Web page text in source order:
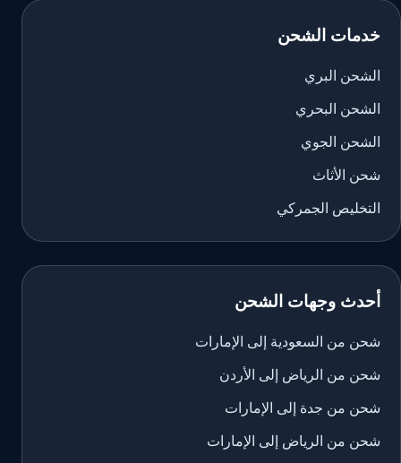
خدمات الشحن
الشحن البري
الشحن البحري
الشحن الجوي
شحن الأثاث
التخليص الجمركي
أحدث وجهات الشحن
شحن من السعودية إلى الإمارات
شحن من الرياض إلى الأردن
شحن من جدة إلى الإمارات
شحن من الرياض إلى الإمارات